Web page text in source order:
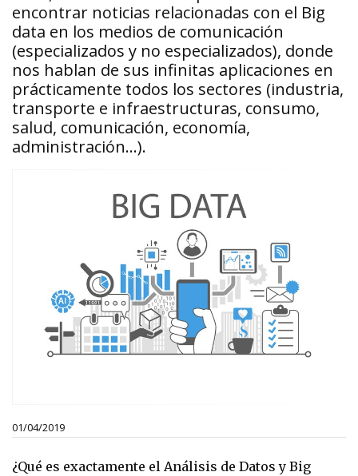
encontrar noticias relacionadas con el Big
data en los medios de comunicación
(especializados y no especializados), donde
nos hablan de sus infinitas aplicaciones en
prácticamente todos los sectores (industria,
transporte e infraestructuras, consumo,
salud, comunicación, economía,
administración…).
01/04/2019
¿Qué es exactamente el Análisis de Datos y Big